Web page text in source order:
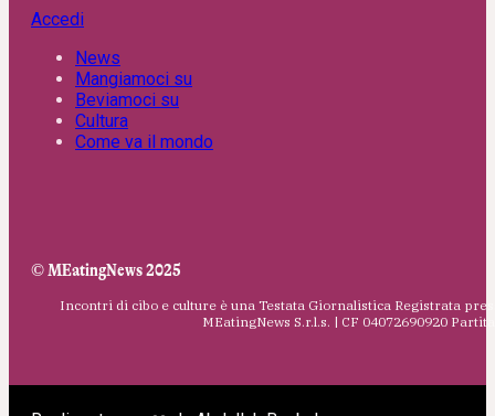
Accedi
News
Mangiamoci su
Beviamoci su
Cultura
Come va il mondo
© MEatingNews 2025
Incontri di cibo e culture è una Testata Giornalistica Registrata
MEatingNews S.r.l.s. | CF 04072690920